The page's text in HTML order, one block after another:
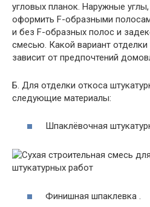
угловых планок. Наружные
оформить F-образными
и без F-образных полос и
смесью. Какой вариант
зависит от предпочтений
Б. Для отделки откоса
следующие материалы:
Шпаклёвочная
Финишная шпаклевка .